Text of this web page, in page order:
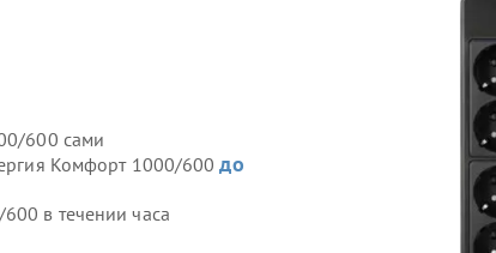
600 сами
Комфорт 1000/600до
в течении часа